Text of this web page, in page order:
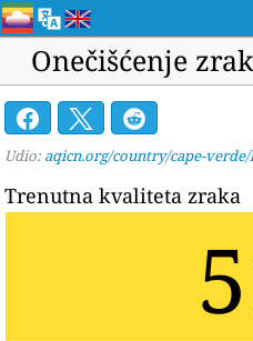
Onečišćenje
Udio: aqicn.org/country/cape-
Trenutna kvaliteta zraka